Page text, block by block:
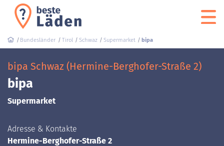
Bundesländer Tirol Schwaz Supermarket bipa
bipa Schwaz (Hermine-Berghofer-Straße 2)
bipa
Supermarket
Adresse & Kontakte
Hermine-Berghofer-Straße 2